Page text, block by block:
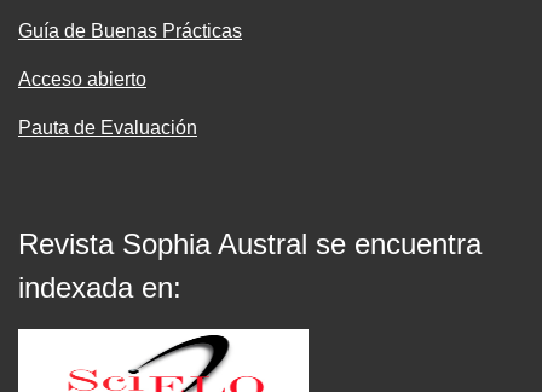
Guía de Buenas Prácticas
Acceso abierto
Pauta de Evaluación
Revista Sophia Austral se encuentra
indexada en: